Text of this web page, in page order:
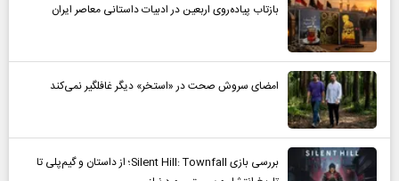
بازتاب پیاده‌روی اربعین در ادبیات داستانی معاصر ایران
امضای سروش صحت در «استخر» دیگر غافلگیر نمی‌کند
بررسی بازی Silent Hill: Townfall؛ از داستان و گیم‌پلی تا